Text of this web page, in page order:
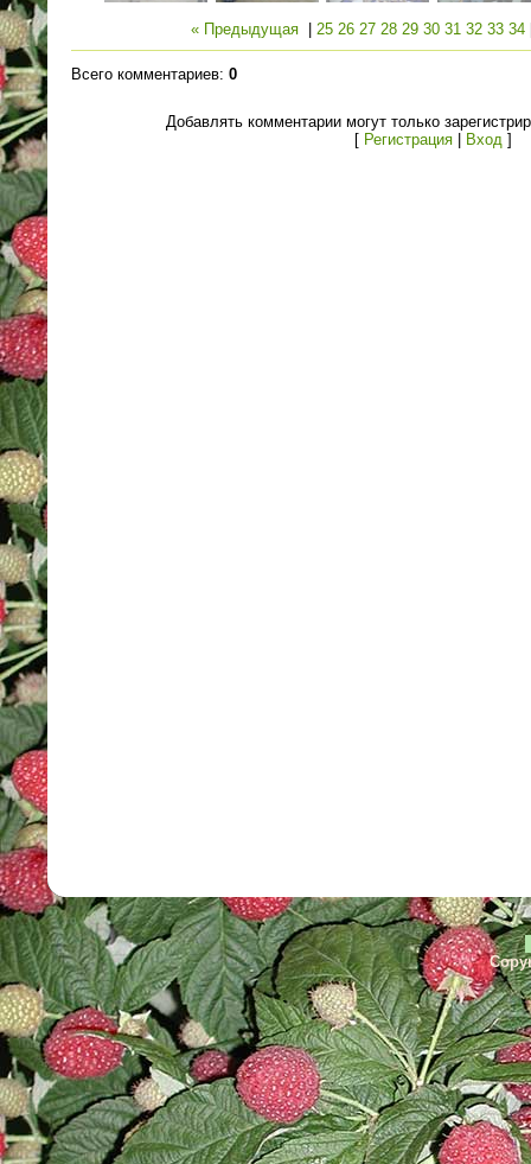
« Предыдущая 25 26 27 28 29 30 31 32 33 34
Всего комментариев: 0
Добавлять комментарии могут только
[ Регистрация| Вход ]